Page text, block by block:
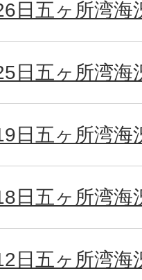
日五ヶ所湾海
日五ヶ所湾海
日五ヶ所湾海
日五ヶ所湾海
日五ヶ所湾海